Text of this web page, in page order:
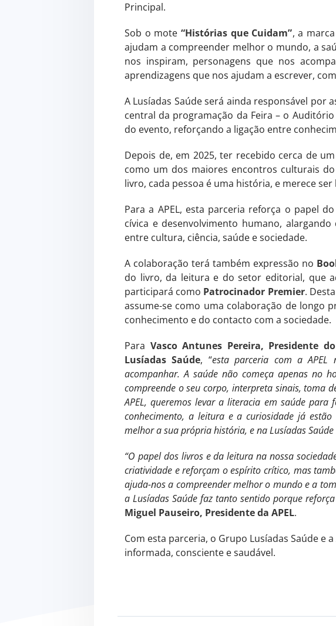
Principal.
Sob o mote“Histórias que Cuidam”, a
ajudam a compreender melhor o mundo, a
nos inspiram, personagens que nos
aprendizagens que nos ajudam a escrever,
A Lusíadas Saúde será ainda responsável por
central da programação da Feira – o
do evento, reforçando a ligação entre
Depois de, em 2025, ter recebido cerca de
como um dos maiores encontros culturais
livro, cada pessoa é uma história, e merece
Para a APEL, esta parceria reforça o papel
cívica e desenvolvimento humano,
entre cultura, ciência, saúde e sociedade.
A colaboração terá também expressão no
do livro, da leitura e do setor editorial, que
participará como Patrocinador Premier.
assume-se como uma colaboração de longo
conhecimento e do contacto com a sociedade.
Para Vasco Antunes Pereira, Presidente
Lusíadas Saúde, “esta parceria com a
acompanhar. A saúde não começa apenas no
compreende o seu corpo, interpreta sinais, toma
APEL, queremos levar a literacia em saúde
conhecimento, a leitura e a curiosidade já
melhor a sua própria história, e na Lusíadas
“O papel dos livros e da leitura na nossa
criatividade e reforçam o espírito crítico, mas
ajuda-nos a compreender melhor o mundo e a
a Lusíadas Saúde faz tanto sentido porque
Miguel Pauseiro, Presidente da APEL.
Com esta parceria, o Grupo Lusíadas Saúde
informada, consciente e saudável.